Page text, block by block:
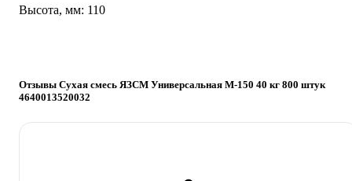
Высота, мм: 110
Отзывы Сухая смесь ЯЗСМ Универсальная М-150 40 кг 800 штук
4640013520032